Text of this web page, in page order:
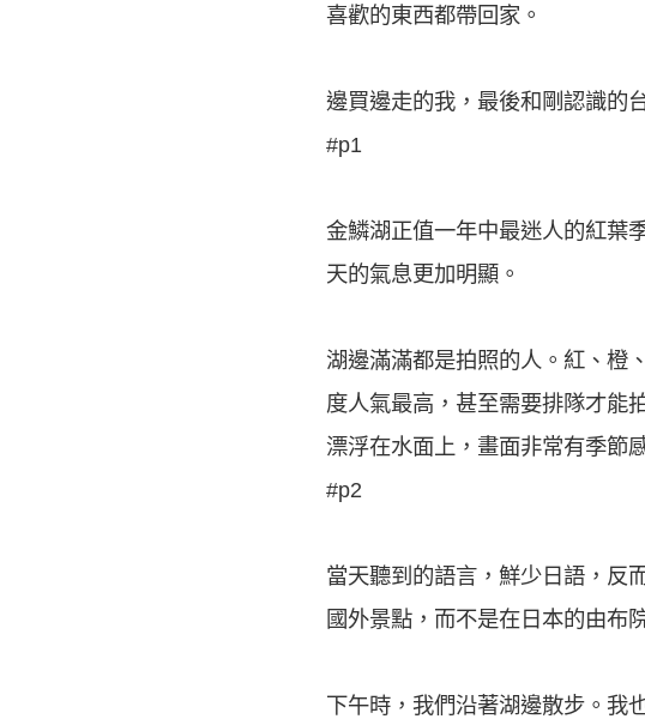
喜歡的東西都帶回家。
邊買邊走的我，最後和剛認識的
#p1
金鱗湖正值一年中最迷人的紅葉
天的氣息更加明顯。
湖邊滿滿都是拍照的人。紅、橙
度人氣最高，甚至需要排隊才能
漂浮在水面上，畫面非常有季節
#p2
當天聽到的語言，鮮少日語，反
國外景點，而不是在日本的由布
下午時，我們沿著湖邊散步。我